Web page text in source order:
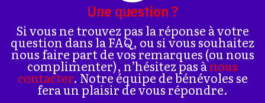
Une question ?
Si vous ne trouvez pas la réponse à votre
question dans la FAQ, ou si vous souhaitez
nous faire part de vos remarques (ou nous
complimenter), n’hésitez pas ànous
contacter. Notre équipe de bénévoles se
fera un plaisir de vous répondre.